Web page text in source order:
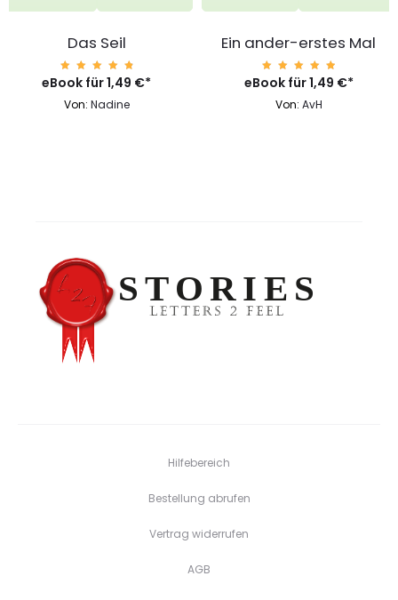
Das Seil
Bewerte
t mit
von 5
eBook für1,49 €*
Von: Nadine
Ein ander-erstes Mal
Bewerte
t mit
von 5
eBook für1,49 €*
Von: AvH
Hilfebereich
Bestellung abrufen
Vertrag widerrufen
AGB